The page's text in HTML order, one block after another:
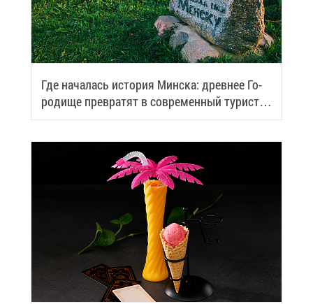
Где на­ча­лась ис­то­рия Мин­ска: древ­нее Го­
ро­ди­ще пре­вра­тят в со­вре­мен­ный ту­ри­сти­
че­ский центр